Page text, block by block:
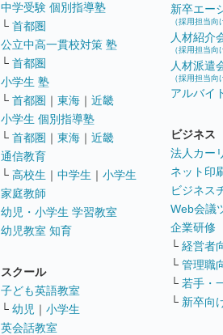
中学受験 個別指導塾
└ 首都圏
公立中高一貫校対策 塾
└ 首都圏
小学生 塾
└ 首都圏 ｜ 東海 ｜ 近畿
小学生 個別指導塾
└ 首都圏 ｜ 東海 ｜ 近畿
通信教育
└ 高校生 ｜ 中学生 ｜ 小学生
家庭教師
幼児・小学生 学習教室
幼児教室 知育
スクール
子ども英語教室
└ 幼児 ｜ 小学生
英会話教室
新卒エー
（採用担当向
人材紹介
（採用担当向
人材派遣
（採用担当向
アルバイ
ビジネス
法人カー
ネット印
ビジネス
Web会議
企業研修
└ 経営者
└ 管理職
└ 若手・
└ 新卒向